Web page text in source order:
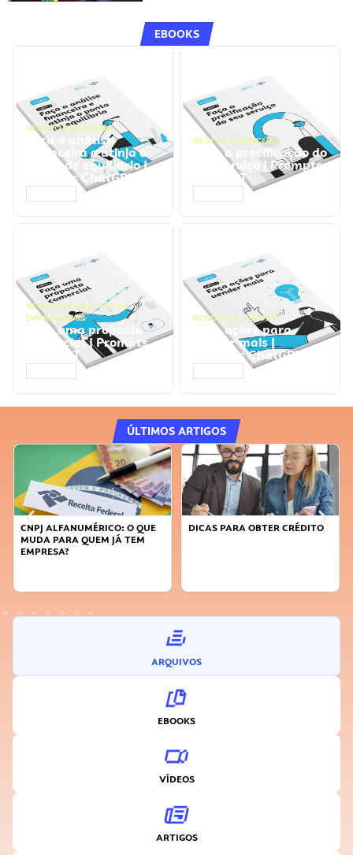
EBOOKS
GESTÃO FINANCEIRA
Faça a análise
financeira e atinja o
ponto de equilíbrio |
Prompts ChatGPT
GESTÃO FINANCEIRA
Faça a precificação do
seu serviço | Prompts
ChatGPT
NEGÓCIOS, PROCESSOS
EMPRESARIAIS
Faça uma proposta
comercial | Prompts
ChatGPT
NEGÓCIOS, VENDAS
Faça ações para
vender mais |
Prompts ChatGPT
ÚLTIMOS ARTIGOS
DICAS PARA OBTER CRÉDITO
FAÇA A DIFERENÇA: SEJA
ARQUIVOS
EBOOKS
VÍDEOS
ARTIGOS